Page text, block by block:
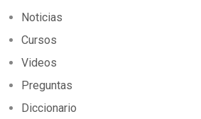
Noticias
Cursos
Videos
Preguntas
Diccionario